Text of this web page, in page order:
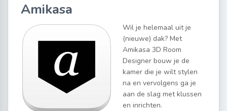
Amikasa
Wil je helemaal uit je
(nieuwe) dak? Met
Amikasa 3D Room
Designer bouw je de
kamer die je wilt stylen
na en vervolgens ga je
aan de slag met klussen
en inrichten.